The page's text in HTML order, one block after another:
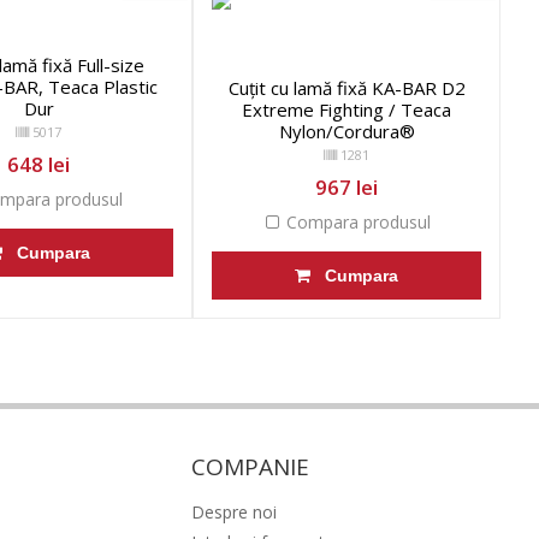
fixă Full-size
BAR, Teaca Plastic
Dur
5017
648 lei
produsul
Cumpara
Cuțit cu lamă fixă KA-BAR D2
Extreme Fighting / Teaca
Nylon/Cordura®
1281
967 lei
Compara produsul
Cumpara
COMPANIE
Despre noi